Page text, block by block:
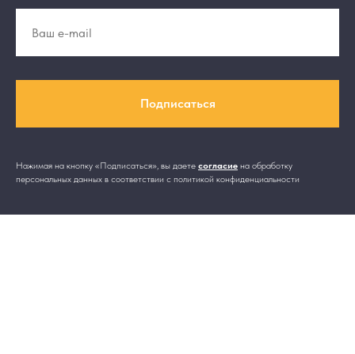
Подписаться
Нажимая на кнопку «Подписаться», вы даете согласие на обработку
персональных данных в соответствии с политикой конфиденциальности